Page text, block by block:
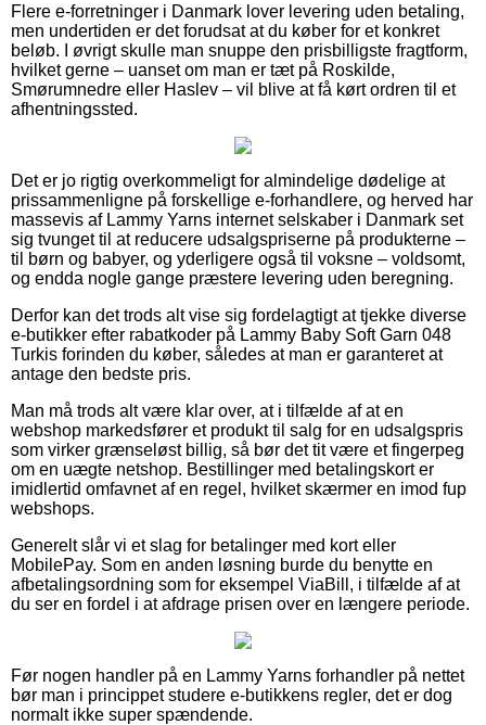
Flere e-forretninger i Danmark lover levering uden betaling,
men undertiden er det forudsat at du køber for et konkret
beløb. I øvrigt skulle man snuppe den prisbilligste fragtform,
hvilket gerne – uanset om man er tæt på Roskilde,
Smørumnedre eller Haslev – vil blive at få kørt ordren til et
afhentningssted.
Det er jo rigtig overkommeligt for almindelige dødelige at
prissammenligne på forskellige e-forhandlere, og herved har
massevis af Lammy Yarns internet selskaber i Danmark set
sig tvunget til at reducere udsalgspriserne på produkterne –
til børn og babyer, og yderligere også til voksne – voldsomt,
og endda nogle gange præstere levering uden beregning.
Derfor kan det trods alt vise sig fordelagtigt at tjekke diverse
e-butikker efter rabatkoder på Lammy Baby Soft Garn 048
Turkis forinden du køber, således at man er garanteret at
antage den bedste pris.
Man må trods alt være klar over, at i tilfælde af at en
webshop markedsfører et produkt til salg for en udsalgspris
som virker grænseløst billig, så bør det tit være et fingerpeg
om en uægte netshop. Bestillinger med betalingskort er
imidlertid omfavnet af en regel, hvilket skærmer en imod fup
webshops.
Generelt slår vi et slag for betalinger med kort eller
MobilePay. Som en anden løsning burde du benytte en
afbetalingsordning som for eksempel ViaBill, i tilfælde af at
du ser en fordel i at afdrage prisen over en længere periode.
Før nogen handler på en Lammy Yarns forhandler på nettet
bør man i princippet studere e-butikkens regler, det er dog
normalt ikke super spændende.